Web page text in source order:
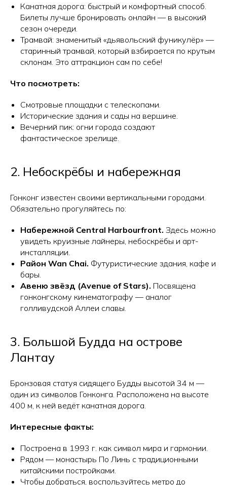
Канатная дорога: быстрый и комфортный способ.
Билеты лучше бронировать онлайн — в высокий
сезон очереди.
Трамвай: знаменитый «дьявольский фуникулёр» —
старинный трамвай, который взбирается по крутым
склонам. Это аттракцион сам по себе!
Что посмотреть:
Смотровые площадки с телескопами.
Исторические здания и сады на вершине.
Вечерний пик: огни города создают
фантастическое зрелище.
2. Небоскрёбы и набережная
Гонконг известен своими вертикальными городами.
Обязательно прогуляйтесь по:
Набережной Central Harbourfront. Здесь можно
увидеть круизные лайнеры, небоскрёбы и арт-
инсталляции.
Район Wan Chai. Футуристические здания, кафе и
бары.
Авеню звёзд (Avenue of Stars). Посвящена
гонконгскому кинематографу — аналог
голливудской Аллеи славы.
3. Большой Будда на острове
Лантау
Бронзовая статуя сидящего Будды высотой 34 м —
один из символов Гонконга. Расположена на высоте
400 м, к ней ведёт канатная дорога.
Интересные факты:
Построена в 1993 г. как символ мира и гармонии.
Рядом — монастырь По Линь с традиционными
китайскими постройками.
Чтобы добраться, воспользуйтесь метро до